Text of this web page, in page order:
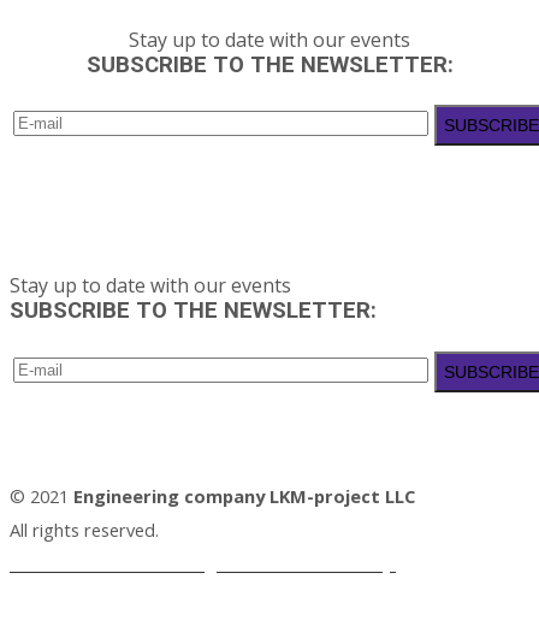
Stay up to date with our events
SUBSCRIBE TO THE NEWSLETTER:
Stay up to date with our events
SUBSCRIBE TO THE NEWSLETTER:
© 2021 Engineering company LKM-project LLC
All rights reserved.